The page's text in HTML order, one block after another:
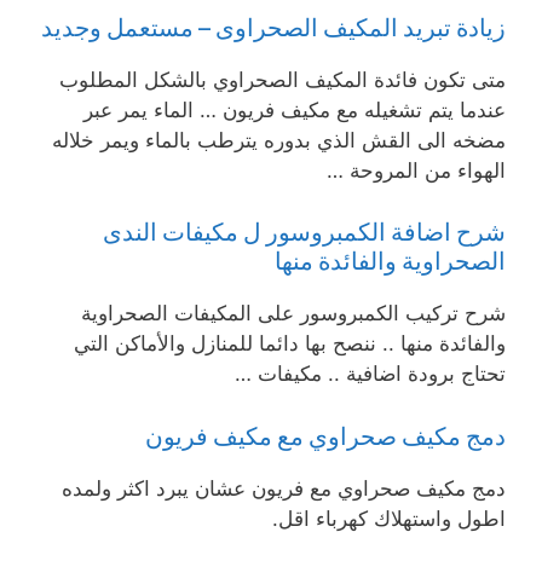
زيادة تبريد المكيف الصحراوى – مستعمل وجديد
متى تكون فائدة المكيف الصحراوي بالشكل المطلوب
عندما يتم تشغيله مع مكيف فريون … الماء يمر عبر
مضخه الى القش الذي بدوره يترطب بالماء ويمر خلاله
الهواء من المروحة …
شرح اضافة الكمبروسور ل مكيفات الندى
الصحراوية والفائدة منها
شرح تركيب الكمبروسور على المكيفات الصحراوية
والفائدة منها .. ننصح بها دائما للمنازل والأماكن التي
تحتاج برودة اضافية .. مكيفات …
دمج مكيف صحراوي مع مكيف فريون
دمج مكيف صحراوي مع فريون عشان يبرد اكثر ولمده
اطول واستهلاك كهرباء اقل.